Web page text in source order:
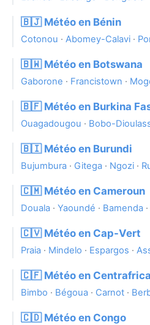
🇧🇯 Météo en Bénin
Cotonou · Abomey-Calavi ·
🇧🇼 Météo en Botswana
Gaborone · Francistown ·
🇧🇫 Météo en Burkina
Ouagadougou · Bobo-
🇧🇮 Météo en Burundi
Bujumbura · Gitega · Ngozi ·
🇨🇲 Météo en Cameroun
Douala · Yaoundé · Bamenda ·
🇨🇻 Météo en Cap-Vert
Praia · Mindelo · Espargos ·
🇨🇫 Météo en
Bimbo · Bégoua · Carnot ·
🇨🇩 Météo en Congo